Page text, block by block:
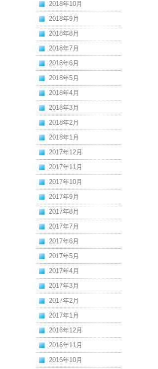
2018年10月
2018年9月
2018年8月
2018年7月
2018年6月
2018年5月
2018年4月
2018年3月
2018年2月
2018年1月
2017年12月
2017年11月
2017年10月
2017年9月
2017年8月
2017年7月
2017年6月
2017年5月
2017年4月
2017年3月
2017年2月
2017年1月
2016年12月
2016年11月
2016年10月